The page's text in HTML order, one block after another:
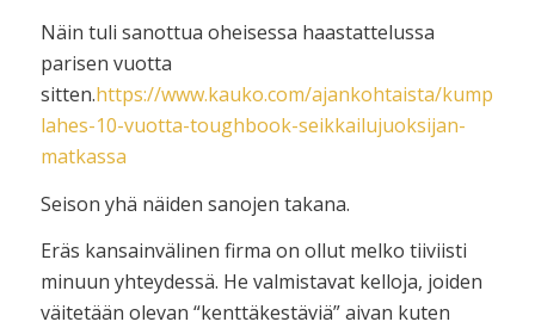
Näin tuli sanottua oheisessa haastattelussa
parisen vuotta
sitten.https://www.kauko.com/ajankohtaista/
lahes-10-vuotta-toughbook-seikkailujuoksijan-
matkassa
Seison yhä näiden sanojen takana.
Eräs kansainvälinen firma on ollut melko tiiviisti
minuun yhteydessä. He valmistavat kelloja, joiden
väitetään olevan “kenttäkestäviä” aivan kuten